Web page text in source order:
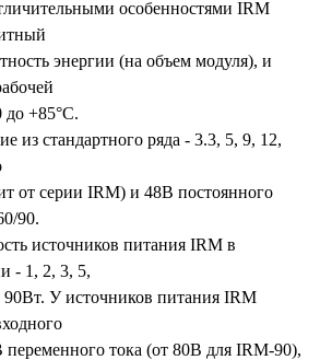
особенностями IRM
энергии (на объем модуля), и
до +85°С.
из стандартного ряда - 3.3, 5, 9, 12,
от серии IRM) и 48В постоянного
90.
источников питания IRM в
- 1, 2, 3, 5,
90Вт. У источников питания IRM
тока (от 80В для IRM-90),